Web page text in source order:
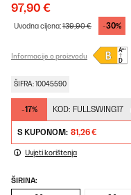
97,90 €
Uvodna cijena:139,90 € -30%
Informacije o proizvodu
ŠIFRA: 10045590
-17% KOD: FULLSWING17
S KUPONOM: 81,26 €
Uvjeti korištenja
ŠIRINA: